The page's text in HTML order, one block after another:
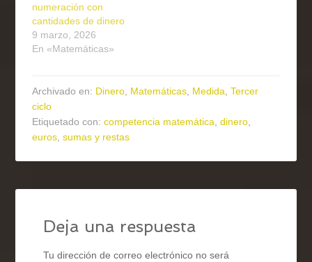
numeración con
cantidades de dinero
9 marzo, 2026
En «Matemáticas»
Archivado en: Dinero, Matemáticas, Medida,Tercer
ciclo
Etiquetado con:competencia matemática,dinero,
euros,sumas y restas
Deja una respuesta
Tu dirección de correo electrónico no será